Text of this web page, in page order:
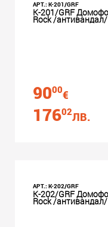
АРТ.: K-201/GRF
K-201/GRF Домофонен комплект за 1 апарт. - с.
Rock /антивандал/
9000€
17602ЛВ.
АРТ.: K-202/GRF
K-202/GRF Домофонен комплект за 2 апарт. - с.
Rock /антивандал/